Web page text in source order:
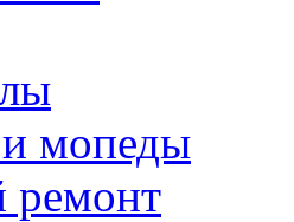
мопеды
ремонт